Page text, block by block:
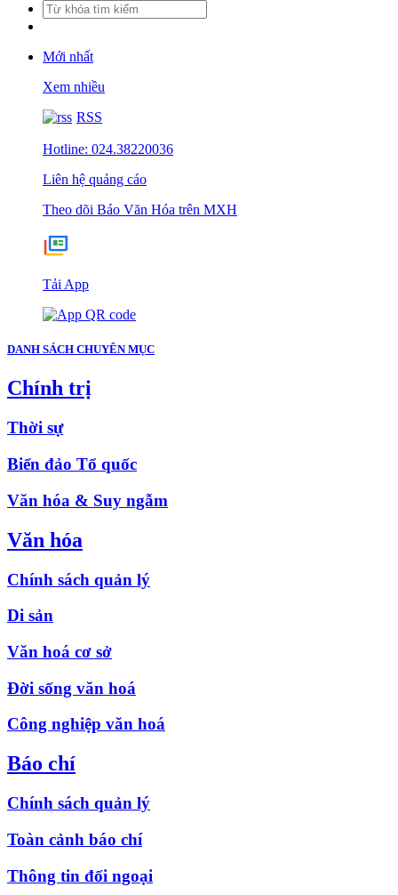
Mới nhất
Xem nhiều
RSS
Hotline: 024.38220036
Liên hệ quảng cáo
Theo dõi Báo Văn Hóa trên MXH
Tải App
DANH SÁCH CHUYÊN MỤC
Chính trị
Thời sự
Biển đảo Tổ quốc
Văn hóa & Suy ngẫm
Văn hóa
Chính sách quản lý
Di sản
Văn hoá cơ sở
Đời sống văn hoá
Công nghiệp văn hoá
Báo chí
Chính sách quản lý
Toàn cảnh báo chí
Thông tin đối ngoại